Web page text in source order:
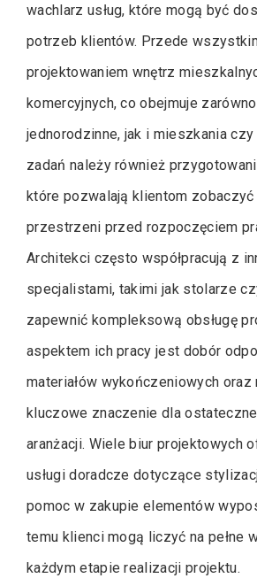
wachlarz usług, które mogą być
potrzeb klientów. Przede
projektowaniem wnętrz
komercyjnych, co obejmuje
jednorodzinne, jak i mieszkania czy
zadań należy również
które pozwalają klientom
przestrzeni przed rozpoczęciem
Architekci często współpracują z
specjalistami, takimi jak stolarze
zapewnić kompleksową obsługę
aspektem ich pracy jest dobór
materiałów wykończeniowych oraz
kluczowe znaczenie dla
aranżacji. Wiele biur projektowych
usługi doradcze dotyczące
pomoc w zakupie elementów
temu klienci mogą liczyć na pełne
każdym etapie realizacji projektu.